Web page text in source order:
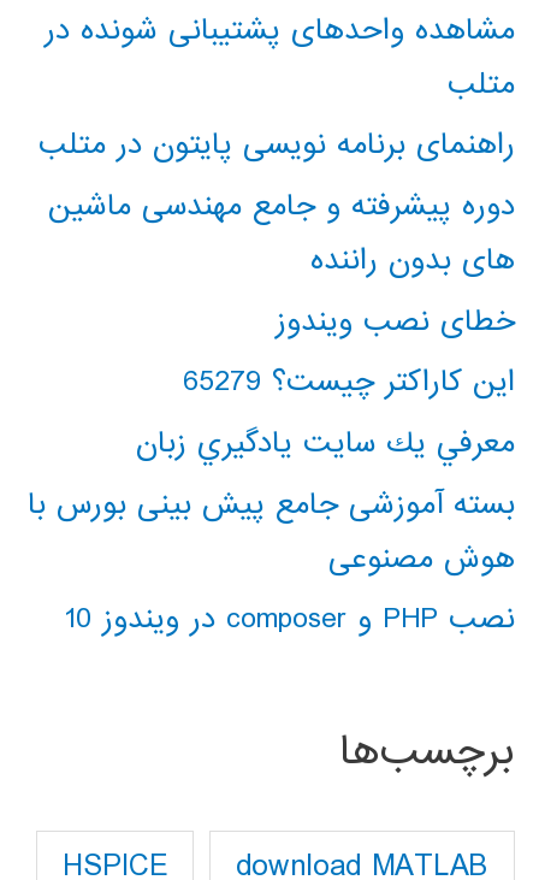
مشاهده واحدهای پشتیبانی شونده در
متلب
راهنمای برنامه نویسی پایتون در متلب
دوره پیشرفته و جامع مهندسی ماشین
های بدون راننده
خطای نصب ویندوز
این کاراکتر چیست؟ 65279
معرفي يك سايت يادگيري زبان
بسته آموزشی جامع پیش بینی بورس با
هوش مصنوعی
نصب PHP و composer در ویندوز 10
برچسب‌ها
download MATLAB
HSPICE